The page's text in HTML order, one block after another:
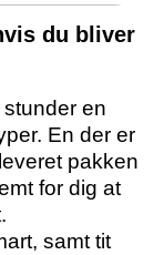
du bliver
en
En der er
pakken
for dig at
samt tit